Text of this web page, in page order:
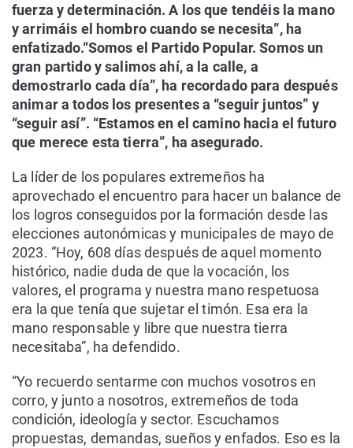
fuerza y determinación. A los que tendéis la mano
y arrimáis el hombro cuando se necesita”, ha
enfatizado.“Somos el Partido Popular. Somos un
gran partido y salimos ahí, a la calle, a
demostrarlo cada día”, ha recordado para después
animar a todos los presentes a “seguir juntos” y
“seguir así”. “Estamos en el camino hacia el futuro
que merece esta tierra”, ha asegurado.
La líder de los populares extremeños ha
aprovechado el encuentro para hacer un balance de
los logros conseguidos por la formación desde las
elecciones autonómicas y municipales de mayo de
2023. “Hoy, 608 días después de aquel momento
histórico, nadie duda de que la vocación, los
valores, el programa y nuestra mano respetuosa
era la que tenía que sujetar el timón. Esa era la
mano responsable y libre que nuestra tierra
necesitaba”, ha defendido.
“Yo recuerdo sentarme con muchos vosotros en
corro, y junto a nosotros, extremeños de toda
condición, ideología y sector. Escuchamos
propuestas, demandas, sueños y enfados. Eso es la